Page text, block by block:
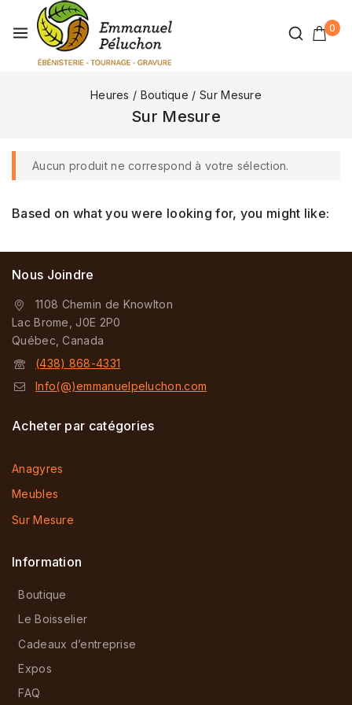
0
Heures / Boutique / Sur Mesure
Sur Mesure
Aucun produit ne correspond à votre sélection.
Based on what you were looking for, you might like:
Nous Joindre
1108 Chemin de Knowlton
Lac Brome, J0E 2P0
Québec, Canada
(438) 868-4331
Info(@)emmanuelpeluchon.com
Acheter par catégories
Anagyres
Meubles
Sur Mesure
Information
Boutique
Le Boisselier
Cadeaux d’entreprise
Expos
FAQ